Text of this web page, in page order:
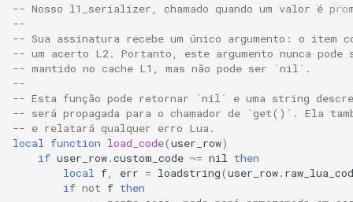
-- Nosso l1_serializer, chamado quando um valor é
--
-- Sua assinatura recebe um único argumento: o item
-- um acerto L2. Portanto, este argumento nunca
-- mantido no cache L1, mas não pode ser `nil`.
--
-- Esta função pode retornar `nil` e uma string
-- será propagada para o chamador de `get()`. Ela
-- e relatará qualquer erro Lua.
local
function load_code(user_row)
if user_row.custom_code ~= nil
then
local
f err = loadstring(user_row.
if not f then